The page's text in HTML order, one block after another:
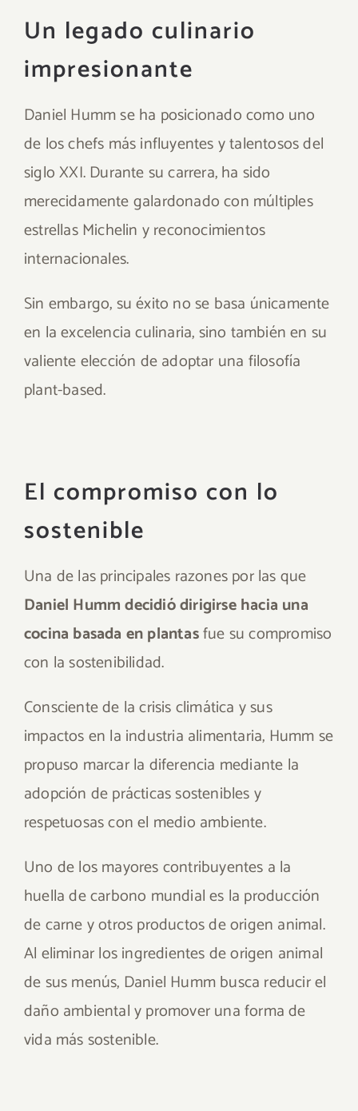
Un legado culinario
impresionante
Daniel Humm se ha posicionado como uno
de los chefs más influyentes y talentosos del
siglo XXI. Durante su carrera, ha sido
merecidamente galardonado con múltiples
estrellas Michelin y reconocimientos
internacionales.
Sin embargo, su éxito no se basa únicamente
en la excelencia culinaria, sino también en su
valiente elección de adoptar una filosofía
plant-based.
El compromiso con lo
sostenible
Una de las principales razones por las que
Daniel Humm decidió dirigirse hacia una
cocina basada en plantasfue su compromiso
con la sostenibilidad.
Consciente de la crisis climática y sus
impactos en la industria alimentaria, Humm se
propuso marcar la diferencia mediante la
adopción de prácticas sostenibles y
respetuosas con el medio ambiente.
Uno de los mayores contribuyentes a la
huella de carbono mundial es la producción
de carne y otros productos de origen animal.
Al eliminar los ingredientes de origen animal
de sus menús, Daniel Humm busca reducir el
daño ambiental y promover una forma de
vida más sostenible.